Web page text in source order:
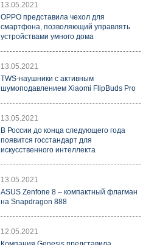
13.05.2021
OPPO представила чехол для
смартфона, позволяющий управлять
устройствами умного дома
13.05.2021
TWS-наушники с активным
шумоподавлением Xiaomi FlipBuds Pro
13.05.2021
В России до конца следующего года
появится госстандарт для
искусственного интеллекта
13.05.2021
ASUS Zenfone 8 – компактный флагман
на Snapdragon 888
12.05.2021